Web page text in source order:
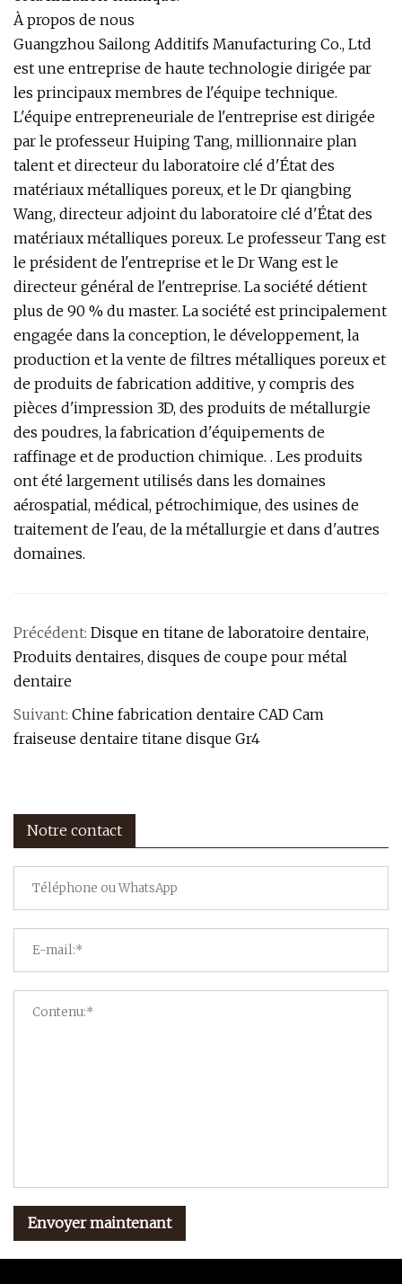
À propos de nous
Guangzhou Sailong Additifs Manufacturing Co., Ltd
est une entreprise de haute technologie dirigée par
les principaux membres de l'équipe technique.
L'équipe entrepreneuriale de l'entreprise est dirigée
par le professeur Huiping Tang, millionnaire plan
talent et directeur du laboratoire clé d'État des
matériaux métalliques poreux, et le Dr qiangbing
Wang, directeur adjoint du laboratoire clé d'État des
matériaux métalliques poreux. Le professeur Tang est
le président de l'entreprise et le Dr Wang est le
directeur général de l'entreprise. La société détient
plus de 90 % du master. La société est principalement
engagée dans la conception, le développement, la
production et la vente de filtres métalliques poreux et
de produits de fabrication additive, y compris des
pièces d'impression 3D, des produits de métallurgie
des poudres, la fabrication d'équipements de
raffinage et de production chimique. . Les produits
ont été largement utilisés dans les domaines
aérospatial, médical, pétrochimique, des usines de
traitement de l'eau, de la métallurgie et dans d'autres
domaines.
Précédent: Disque en titane de laboratoire dentaire,
Produits dentaires, disques de coupe pour métal
dentaire
Suivant: Chine fabrication dentaire CAD Cam
fraiseuse dentaire titane disque Gr4
Notre contact
Envoyer maintenant